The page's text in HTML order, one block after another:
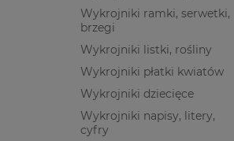
Wykrojniki ramki, serwetki,
brzegi
Wykrojniki listki, rośliny
Wykrojniki płatki kwiatów
Wykrojniki dziecięce
Wykrojniki napisy, litery,
cyfry